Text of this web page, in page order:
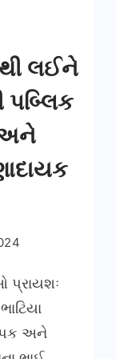
લઈને
પબ્લિક
અને
પ્રાયશઃ
અને